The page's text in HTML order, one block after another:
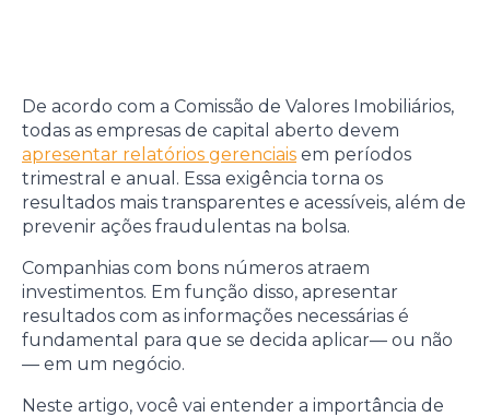
De acordo com a Comissão de Valores Imobiliários,
todas as empresas de capital aberto devem
apresentar relatórios gerenciais em períodos
trimestral e anual. Essa exigência torna os
resultados mais transparentes e acessíveis, além de
prevenir ações fraudulentas na bolsa.
Companhias com bons números atraem
investimentos. Em função disso, apresentar
resultados com as informações necessárias é
fundamental para que se decida aplicar— ou não
— em um negócio.
Neste artigo, você vai entender a importância de